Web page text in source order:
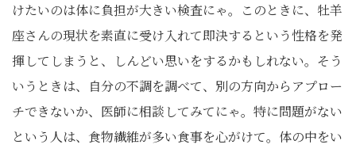
けたいのは体に負担が大きい検査にゃ。このときに、牡羊
座さんの現状を素直に受け入れて即決するという性格を発
揮してしまうと、しんどい思いをするかもしれない。そう
いうときは、自分の不調を調べて、別の方向からアプロー
チできないか、医師に相談してみてにゃ。特に問題がない
という人は、食物繊維が多い食事を心がけて。体の中をい